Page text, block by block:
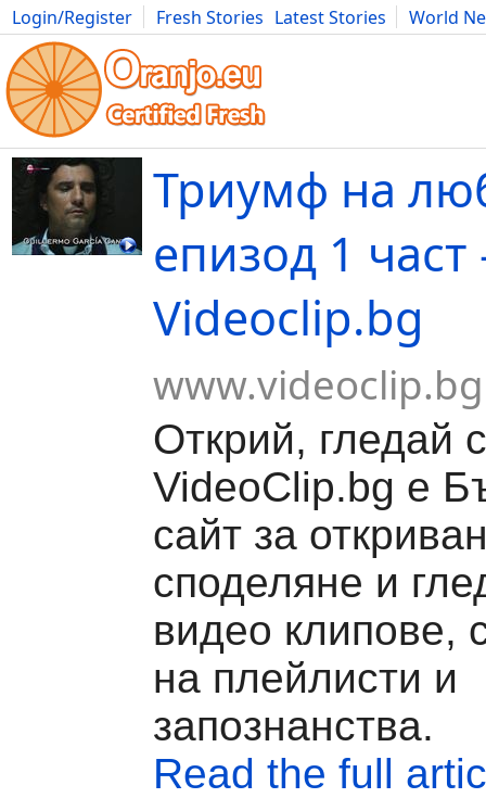
Login/Register Fresh Stories Latest Stories
World
Movies Anime Music Art Cars Advice Science
Триумф на
епизод 1 част
Videoclip.bg
www.videoclip.bg
Открий, гледай
VideoClip.bg е
сайт за
споделяне и
видео клипове,
на плейлисти и
запознанства.
Read the full